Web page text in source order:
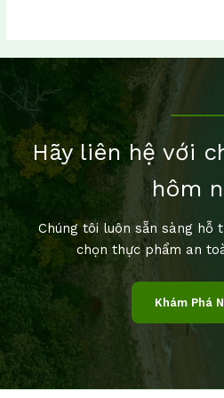
Hãy liên hệ với
hôm
Chúng tôi luôn sẵn sàng hỗ
chọn thực phẩm an
Khám Phá